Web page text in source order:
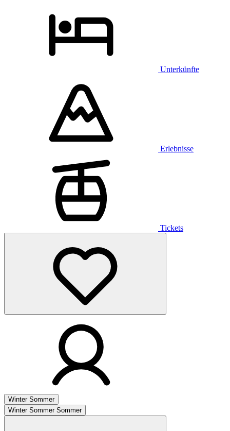
Unterkünfte
Erlebnisse
Tickets
Winter Sommer
Winter Sommer Sommer